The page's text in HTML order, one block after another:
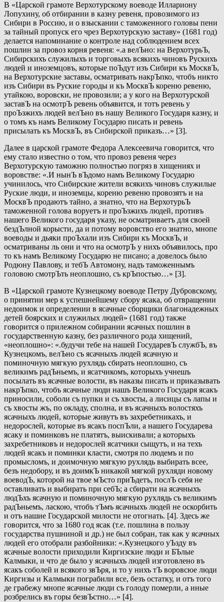
В «Царской грамоте Верхотурскому воеводе Иллариону
Лопухину, об отбирании в казну ревеня, провозимого из
Сибири в Россию, и о взыскании с таможенного головы пени
за тайный пропуск его чрез Верхотурскую заставу» (1681 год)
делается напоминание о контроле над соблюдением всех
пошлин за провоз корня ревеня: «.а велЪно: на ВерхотурьЪ,
Сибирскихъ служилыхъ и торговыхъ всякихъ чиновъ Рускихъ
людей и иноземцовъ, которые поЪдут изъ Сибири къ МосквЪ,
на Верхотурские заставы, осматривать накрЪпко, чтобъ никто
изъ Сибири въ Руские городы и къ МосквЪ кореню ревеню,
утайкою, воровски, не провозили; а у кого на Верхотурской
заставЪ на осмотрЪ ревень объявится, и тотъ ревень у
проЪзжихъ людей велЪно въ нашу Великого Государя казну, и
о томъ къ намъ Великому Государю писать и ревень
присылать къ МосквЪ, въ Сибирской приказъ…» [3].
Далее в царской грамоте Федора Алексеевича говорится, что
ему стало известно о том, что провоз ревеня через
Верхотурскую таможню полностью погряз в хищениях и
воровстве: «.И нынЪ вЪдомо намъ Великому Государю
учинилось, что Сибирские жители всякихъ чиновъ служилые
Руские люди, и иноземцы, кореню ревеню провозятъ и на
МосквЪ продаютъ тайно, а знатно, что на ВерхотурьЪ
таможенной голова воруетъ и проЪзжихъ людей, противъ
нашего Великого государя указу, не осматриваетъ для своей
бездЪлной корысти, да и потому воровство его знатно, мнопе
воеводы и дьяки проЪхали изъ Сибири къ МосквЪ, и
осматриваны ль они и что на осмотрЪ у нихъ объявилось, про
то къ намъ Великому Государю не писано; а довелось было
Родюну Павлову, и тебЪ Автомону, надъ таможеннымъ
головою смотрЪть неоплошно, съ крЪпостью…» [3].
В «Царской грамоте Кузнецкому воеводе Петру Дубровскому,
о принятии мер к успешнейшему сбору ясака, об отвращении
недоимок и определении в ясачные сборщики благонадежных
детей боярских и служилых людей» (1681 год) также
говорится о прилежном собирании ясачных пошлин в
государственную казну, без различного рода хищений,
«неоплошно»: «.будучи тебе на нашей ГосударевЪ службЪ, въ
Кузнецкомъ, велЪно съ ясачныхъ людей ясачную и
поминочную мягкую рухлядь сбирать неоплошно, съ
великимъ радЪньемъ, и ясатчикомъ, которыхъ учнешъ
посылать въ ясачные волости, въ наказы писать и приказывать
накрЪпко, чтобъ ясачные люди нашъ Великого Государя ясакъ
приносили, соболи съ пупки и съ хвосты, а лисицы съ лапы и
съ хвосты жъ, по окладу, сполна, и въ ясачныхъ волостяхъ
ясачныхъ людей, которые живутъ въ захребетникахъ, и
недорослей, которые въ ясакъ поспЪли, а нашего Государева
ясаку и поминковъ не платятъ, выискивали; а которыхъ
захребетниковъ и недорослей ясатчики сыщутъ, и на техъ
людей ясакъ и поминки класти, смотря по людемъ и по
промысломъ, и доимочную мягкую рухлядь выбирать всее,
безъ недобору, и въ доимкЪ никакой мягкой рухляди новому
воеводЪ, которой на твое мЪсто приЪдетъ, послЪ себя не
оставливать и выбирать при себЪ; а сбирати на ясачныхъ
людЪхъ ясачную и поминочную мягкую рухлядь съ великимъ
радЪньемъ, ласкою, чтобъ тЪмъ ясачныхъ людей не оскорбить
и отъ нашие Государской милости не отогнать. [4]. Здесь же
говорится, что за 1680 год ясак (т.е. пошлина в пользу
государства пушниной и др.) не был собран, так как у ясачных
людей его отобрали разбойники: «.Кузнецкого уЪзду въ
ясачные волости приходили Киргизские люди и БЪлые
Калмыки, и что де было у ясачныхъ людей изготовлено въ
ясакъ соболей и всякого звЪря, и то у нихъ тЪ воровсюе люди
Киргизы и Калмыки пограбили все, безъ остатку, и отъ того
де грабежу мнопе ясачные люди съ голоду померли, а иные
розбрелись въ горы безвЪстно…» [4].